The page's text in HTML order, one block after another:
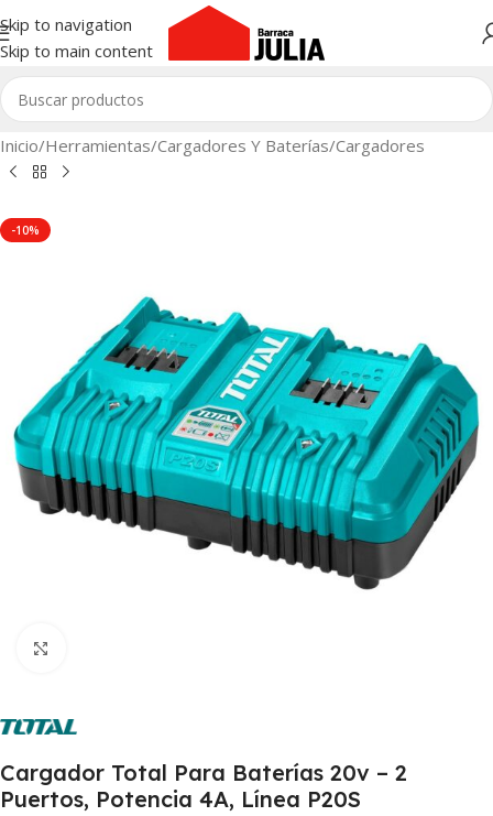
Skip to navigation
Skip to main content
Inicio/Herramientas/Cargadores Y Baterías/Cargadores
-10%
Cargador Total Para Baterías 20v – 2
Puertos, Potencia 4A, Línea P20S